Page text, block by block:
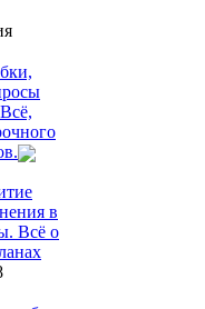
в
Всё о